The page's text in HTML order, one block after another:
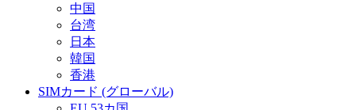
中国
台湾
日本
韓国
香港
SIMカード (グローバル)